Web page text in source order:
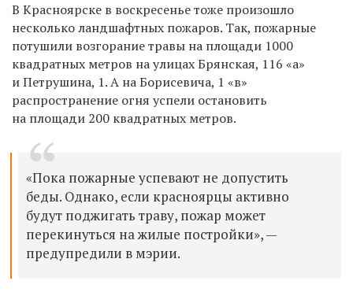
В Красноярске в воскресенье тоже произошло
несколько ландшафтных пожаров. Так, пожарные
потушили возгорание травы на площади 1000
квадратных метров на улицах Брянская, 116 «а»
и Петрушина, 1. А наБорисевича, 1 «в»
распространение огня успели остановить
на площади 200 квадратных метров.
«Пока пожарные успевают не допустить
беды. Однако, если красноярцы активно
будут поджигать траву, пожар может
перекинуться на жилые постройки», —
предупредили в мэрии.